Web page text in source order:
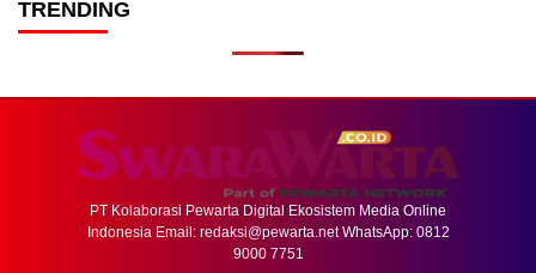
TRENDING
PT Kolaborasi Pewarta Digital Ekosistem Media Online
Indonesia Email: redaksi@pewarta.netWhatsApp: 0812
9000 7751